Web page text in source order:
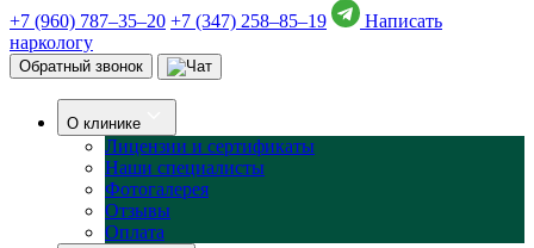
+7 (960) 787–35–20 +7 (347) 258–85–19
Написать
наркологу
Обратный звонок
О клинике
Лицензии и сертификаты
Наши специалисты
Фотогалерея
Отзывы
Оплата